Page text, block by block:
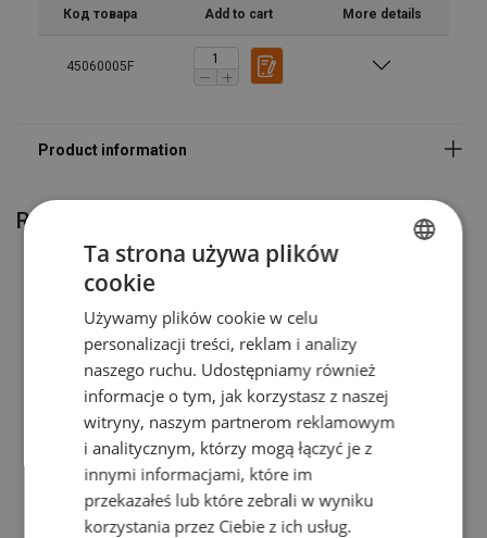
Код товара Add to cart More details
45060005F
Related products
Barrel clamp for vertical
lifting 0,6 t
View Product View Product
ENGLISH TRANSLATION
Ta strona używa plików
cookie
Używamy plików cookie w celu
personalizacji treści, reklam i analizy
naszego ruchu. Udostępniamy również
informacje o tym, jak korzystasz z naszej
witryny, naszym partnerom reklamowym
i analitycznym, którzy mogą łączyć je z
innymi informacjami, które im
przekazałeś lub które zebrali w wyniku
korzystania przez Ciebie z ich usług.